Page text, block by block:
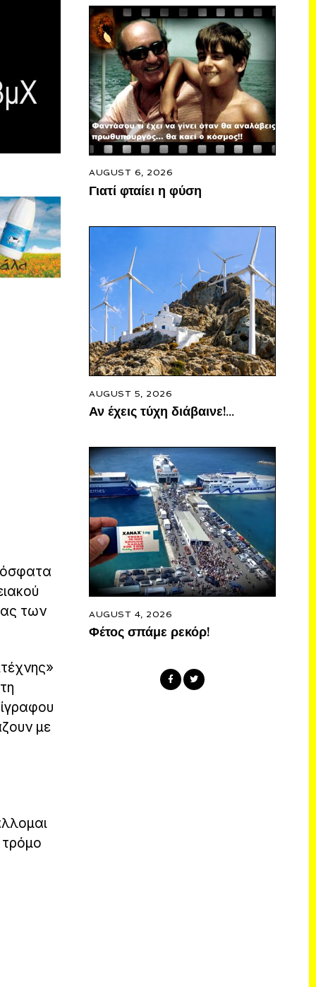
των
με
AUGUST 6, 2026
Γιατί φταίει η φύση
AUGUST 5, 2026
Αν έχεις τύχη διάβαινε!…
AUGUST 4, 2026
Φέτος σπάμε ρεκόρ!